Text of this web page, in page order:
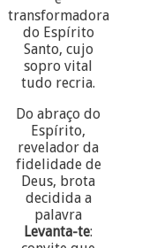
transformadora
do Espírito
Santo, cujo
sopro vital
tudo recria.
Do abraço do
Espírito,
revelador da
fidelidade de
Deus, brota
decidida a
palavra
Levanta-te: